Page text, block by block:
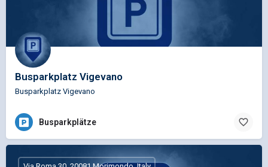
Busparkplatz Vigevano
Busparkplatz Vigevano
Busparkplätze